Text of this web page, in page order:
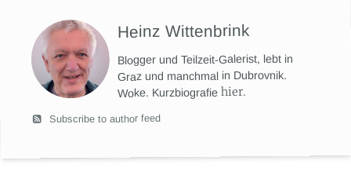
Heinz Wittenbrink
Blogger und Teilzeit-Galerist, lebt in
Graz und manchmal in Dubrovnik.
Woke. Kurzbiografiehier.
Subscribe to author feed